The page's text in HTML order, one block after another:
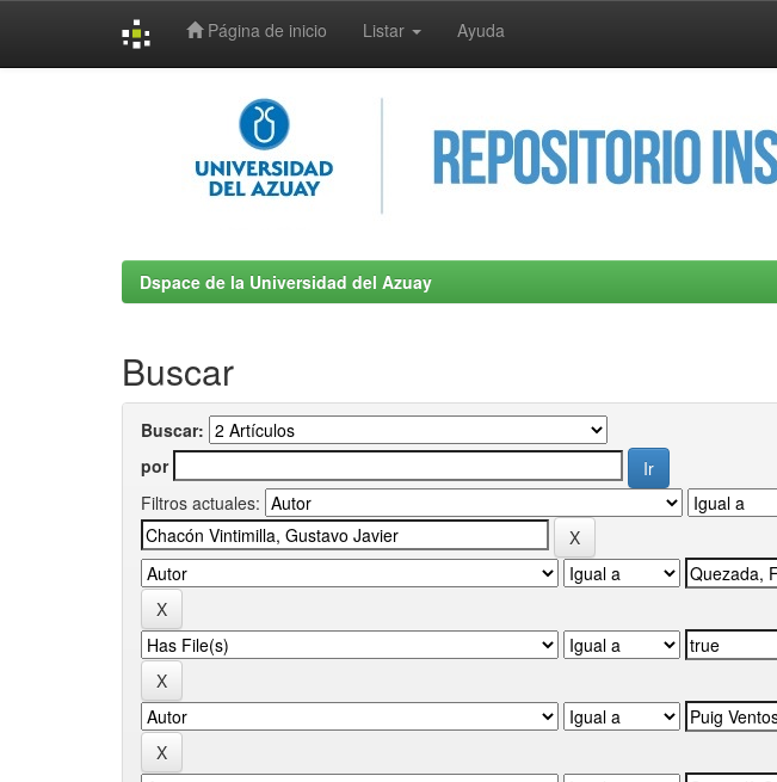
Página de inicio Listar Ayuda
Dspace de la Universidad del Azuay
Buscar
Buscar:
por
Filtros actuales: